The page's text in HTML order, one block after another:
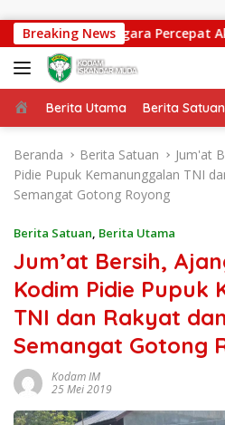
Breaking News
0108/Agara Percepat
Beranda
Berita Utama Berita Satuan
Beranda Berita Satuan
Jum'at
Pidie Pupuk Kemanunggalan TNI
Semangat Gotong Royong
Berita Satuan, Berita Utama
Jum’at Bersih,
Kodim Pidie Pupuk
TNI dan Rakyat
Semangat Gotong
Kodam IM
25 Mei 2019